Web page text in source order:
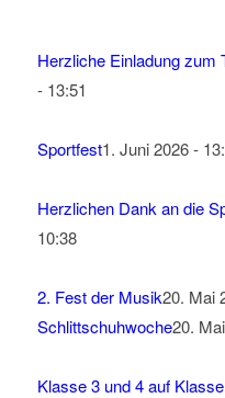
Herzliche Einladung zum
- 13:51
Sportfest1. Juni 2026 -
Herzlichen Dank an die
10:38
2. Fest der Musik20. Mai
Schlittschuhwoche20.
Klasse 3 und 4 auf